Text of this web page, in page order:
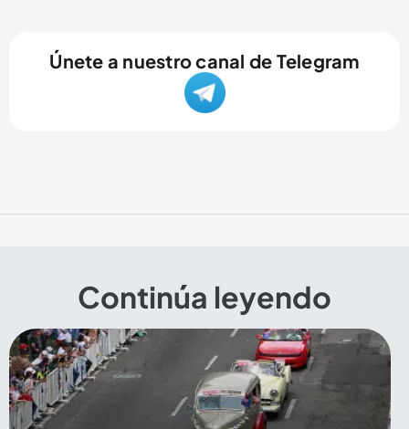
Únete a nuestro canal de Telegram
Continúa leyendo